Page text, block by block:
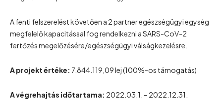
A fenti felszerelést követően a 2 partner egészségügyi egység
megfelelő kapacitással fog rendelkezni a SARS-CoV-2
fertőzés megelőzésére/egészségügyi válságkezelésre.
A projekt értéke: 7.844.119,09 lej (100%-os támogatás)
A végrehajtás időtartama: 2022.03.1. – 2022.12.31.